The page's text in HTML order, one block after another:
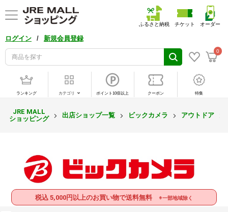
ログイン / 新規会員登録
0
ふるさと納税 チケット オーダー
ランキング カテゴリ ポイント10倍以上 クーポン 特集
JRE MALL
ショッピング
出店ショップ一覧 ビックカメラ アウトドア
税込 5,000円以上のお買い物で送料無料 ※一部地域除く